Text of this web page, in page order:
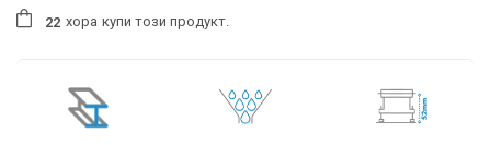
22 хора купи този продукт.